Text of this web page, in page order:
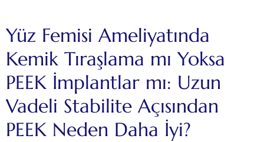
Yüz Femisi Ameliyatında
Kemik Tıraşlama mı Yoksa
PEEK İmplantlar mı: Uzun
Vadeli Stabilite Açısından
PEEK Neden Daha İyi?